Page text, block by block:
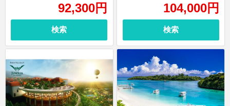
92,300円
検索
104,000円
検索